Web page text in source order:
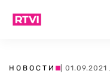
НОВОСТИ |